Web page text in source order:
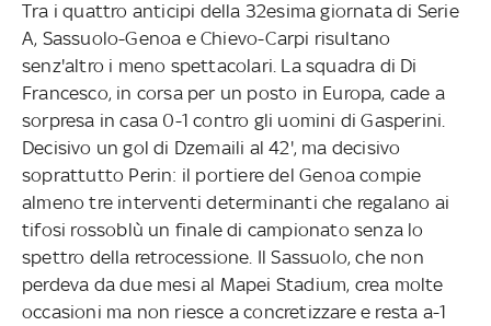
Tra i quattro anticipi della 32esima giornata di Serie
A, Sassuolo-Genoa e Chievo-Carpi risultano
senz'altro i meno spettacolari. La squadra di Di
Francesco, in corsa per un posto in Europa, cade a
sorpresa in casa 0-1 contro gli uomini di Gasperini.
Decisivo un gol di Dzemaili al 42', ma decisivo
soprattutto Perin: il portiere del Genoa compie
almeno tre interventi determinanti che regalano ai
tifosi rossoblù un finale di campionato senza lo
spettro della retrocessione. Il Sassuolo, che non
perdeva da due mesi al Mapei Stadium, crea molte
occasioni ma non riesce a concretizzare e resta a-1